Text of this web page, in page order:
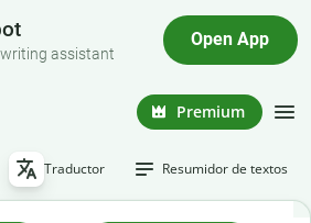
assistant
Open App
Premium
Traductor Resumidor de textos